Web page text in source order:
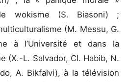
wokisme (S. Biasoni) ;
(M. Messu, G.
à l’Université et dans la
(X.-L. Salvador, Cl. Habib, N.
A. Bikfalvi), à la télévision